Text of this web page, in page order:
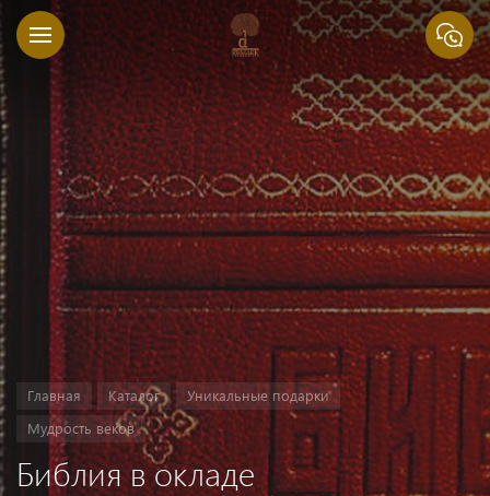
Главная Каталог
Уникальные подарки
Мудрость веков
Библия в окладе